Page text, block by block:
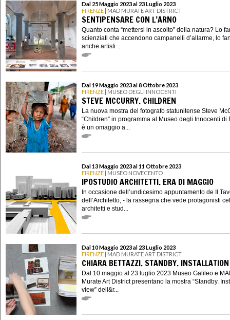
Dal 25 Maggio 2023 al 23 Luglio 2023
FIRENZE | MAD MURATE ART DISTRICT
SENTIPENSARE CON L’ARNO
Quanto conta “mettersi in ascolto” della natura? Lo
scienziati che accendono campanelli d’allarme, lo
anche artisti ...
Dal 19 Maggio 2023 al 8 Ottobre 2023
FIRENZE | MUSEO DEGLI INNOCENTI
STEVE MCCURRY. CHILDREN
La nuova mostra del fotografo statunitense Steve
“Children” in programma al Museo degli Innocenti di
è un omaggio a...
Dal 13 Maggio 2023 al 11 Ottobre 2023
FIRENZE | MUSEO NOVECENTO
IPOSTUDIO ARCHITETTI. ERA DI MAGGIO
In occasione dell’undicesimo appuntamento de Il
dell’Architetto, - la rassegna che vede protagonisti
architetti e stud...
Dal 10 Maggio 2023 al 23 Luglio 2023
FIRENZE | MAD MURATE ART DISTRICT
CHIARA BETTAZZI. STANDBY.
Dal 10 maggio al 23 luglio 2023 Museo Galileo e
Murate Art District presentano la mostra “Standby.
view” dell&r...